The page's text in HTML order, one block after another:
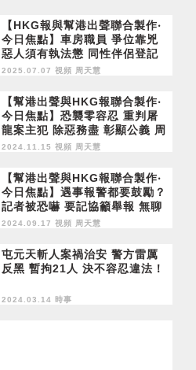
【HKG報與幫港出聲聯合製作‧
今日焦點】車房職員 爭位靠兇
惡人須有執法懲 同性伴侶登記
制 倫理vs權利
2025.07.07 視頻 周天慧
【幫港出聲與HKG報聯合製作‧
今日焦點】恐襲零容忍 重判屠
龍案主犯 除惡務盡 彰顯公義 周
末好活動！2024國際濟公文化
保護兒童及禁毒嘉年華 11月16-
17日 西九文化區親子同樂
2024.11.15 視頻 周天慧
【幫港出聲與HKG報聯合製作‧
今日焦點】遇事報警都要鼓勵？
記者被恐嚇 要記協籲舉報 無聊
不信任嚇親人
2024.09.17 視頻 周天慧
屯元天斬人案禍治安 警方雷厲
反黑 暫拘21人 決不容忍違法！
2024.03.14 時事